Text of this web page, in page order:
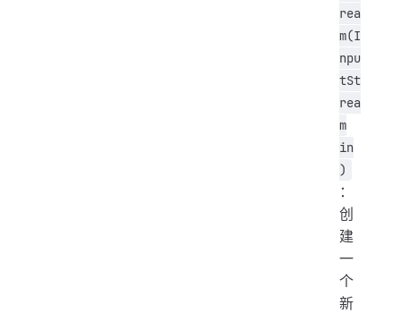
rea
m(I
npu
tSt
rea
m
in
)
：
创
建
一
个
新